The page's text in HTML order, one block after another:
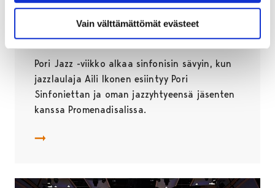
Vain välttämättömät evästeet
Promenadisalissa
07.05.2026
Pori Jazz -viikko alkaa sinfonisin sävyin, kun
jazzlaulaja Aili Ikonen esiintyy Pori
Sinfoniettan ja oman jazzyhtyeensä jäsenten
kanssa Promenadisalissa.
Pori Jazzin alkupäivät tarjoavat harvinaista herkkua